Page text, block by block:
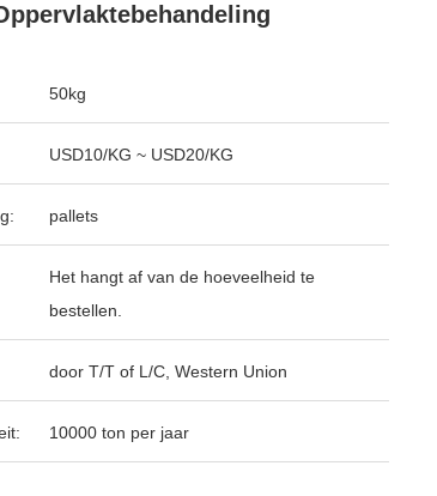
50kg
USD10/KG ~ USD20/KG
pallets
Het hangt af van de hoeveelheid te
bestellen.
door T/T of L/C, Western Union
10000 ton per jaar